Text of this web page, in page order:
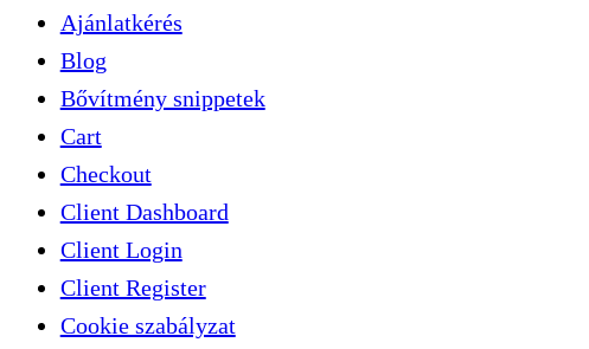
Ajánlatkérés
Blog
Bővítmény snippetek
Cart
Checkout
Client Dashboard
Client Login
Client Register
Cookie szabályzat